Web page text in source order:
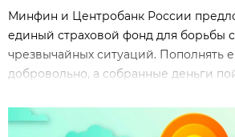
Минфин и Центробанк России
единый страховой фонд для борьбы
чрезвычайных ситуаций. Пополнять
добровольно, а собранные деньги